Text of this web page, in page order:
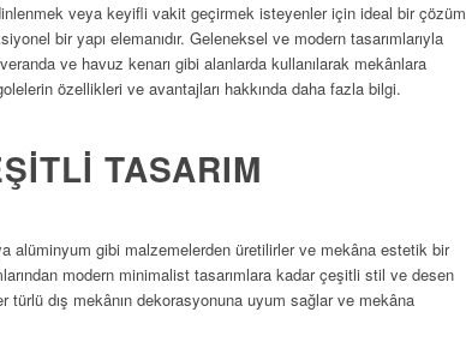
veya keyifli vakit geçirmek isteyenler için ideal bir çözüm
bir yapı elemanıdır. Geleneksel ve modern tasarımlarıyla
ve havuz kenarı gibi alanlarda kullanılarak mekânlara
özellikleri ve avantajları hakkında daha fazla bilgi.
TASARIM
alüminyum gibi malzemelerden üretilirler ve mekâna estetik bir
modern minimalist tasarımlara kadar çeşitli stil ve desen
dış mekânın dekorasyonuna uyum sağlar ve mekâna